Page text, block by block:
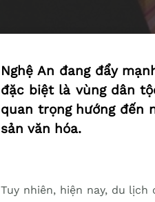
Nghệ An đang đẩy
đặc biệt là vùng dân
quan trọng hướng đến
sản văn hóa.
Tuy nhiên, hiện nay, du